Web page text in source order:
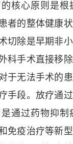
核心原则是根
者的整体健康
切除是早期非
科手术直接移
于无法手术的
手段。放疗通
通过药物抑制
免疫治疗等新